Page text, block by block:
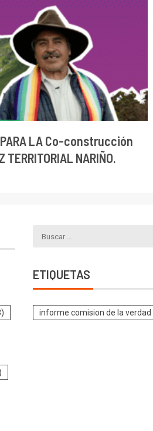
PARA LA Co-construcción
TERRITORIAL NARIÑO.
ETIQUETAS
informe comision de la verdad